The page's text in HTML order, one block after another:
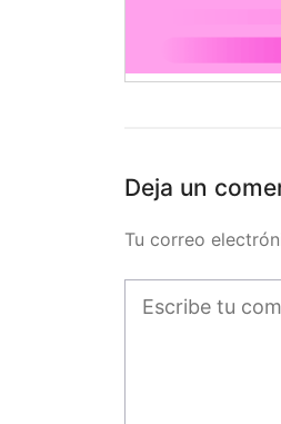
Deja un
Tu correo
Comentario